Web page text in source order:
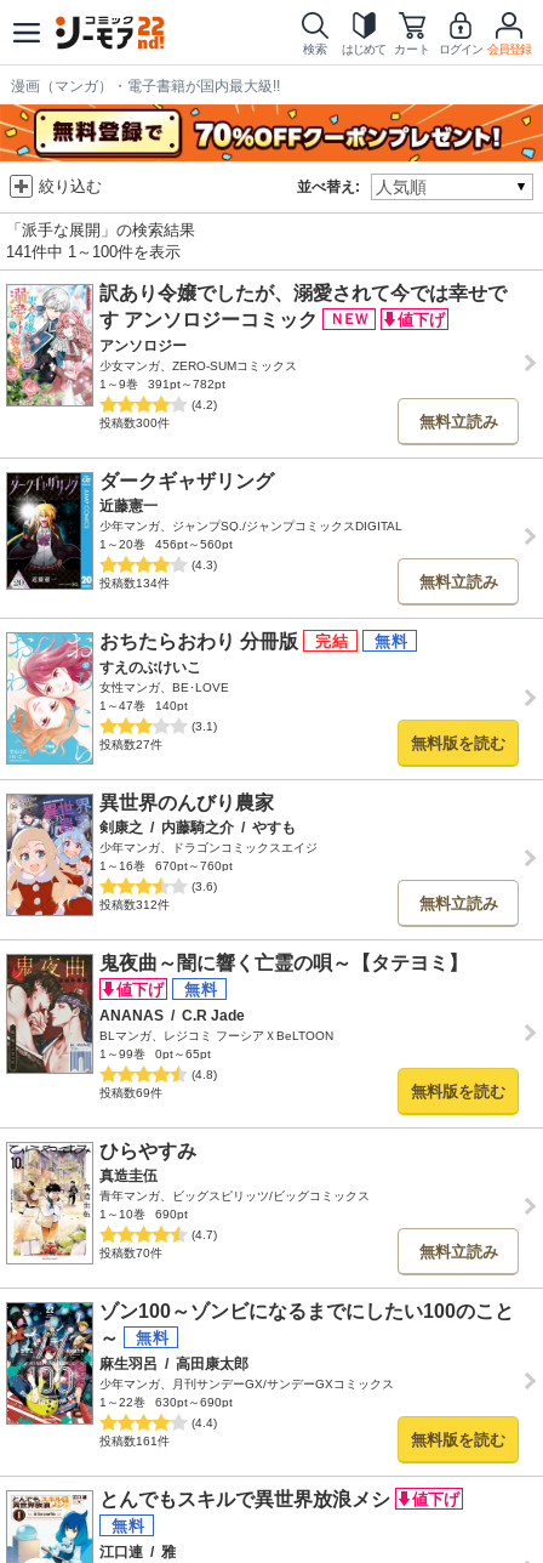
検索 はじめて カート ログイン 会員登録
漫画（マンガ）・電子書籍が国内最大級!!
並べ替え:
絞り込む
「派手な展開」の検索結果
141件中 1～100件を表示
訳あり令嬢でしたが、溺愛されて今では幸せで
す アンソロジーコミック
アンソロジー
少女マンガ、ZERO-SUMコミックス
1～9巻
391pt～782pt
(4.2)
投稿数300件
無料立読み
ダークギャザリング
近藤憲一
少年マンガ、ジャンプSQ./ジャンプコミックスDIGITAL
1～20巻
456pt～560pt
(4.3)
投稿数134件
無料立読み
おちたらおわり 分冊版
すえのぶけいこ
女性マンガ、BE･LOVE
1～47巻
140pt
(3.1)
投稿数27件
無料版を読む
異世界のんびり農家
剣康之 / 内藤騎之介 / やすも
少年マンガ、ドラゴンコミックスエイジ
1～16巻
670pt～760pt
(3.6)
投稿数312件
無料立読み
鬼夜曲～闇に響く亡霊の唄～【タテヨミ】
ANANAS / C.R Jade
BLマンガ、レジコミ フーシアＸBeLTOON
1～99巻
0pt～65pt
(4.8)
投稿数69件
無料版を読む
ひらやすみ
真造圭伍
青年マンガ、ビッグスピリッツ/ビッグコミックス
1～10巻
690pt
(4.7)
投稿数70件
無料立読み
ゾン100～ゾンビになるまでにしたい100のこと
～
麻生羽呂 / 高田康太郎
少年マンガ、月刊サンデーGX/サンデーGXコミックス
1～22巻
630pt～690pt
(4.4)
投稿数161件
無料版を読む
とんでもスキルで異世界放浪メシ
江口連 / 雅